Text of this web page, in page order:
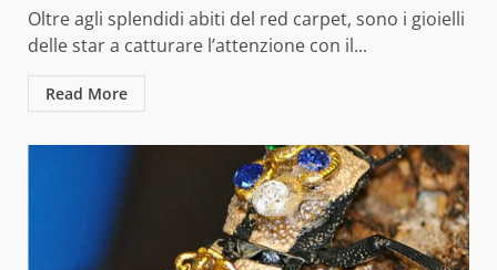
Oltre agli splendidi abiti del red carpet, sono i gioielli
delle star a catturare l’attenzione con il...
Read More